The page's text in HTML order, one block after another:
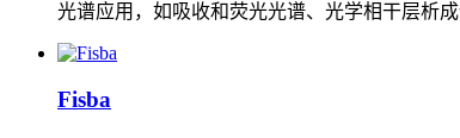
光谱应用，如吸收和荧光光谱、光学相干层析
Fisba